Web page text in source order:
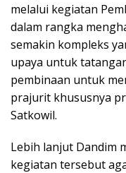
melalui kegiatan
dalam rangka
semakin kompleks
upaya untuk
pembinaan untuk
prajurit khususnya
Satkowil.
Lebih lanjut Dandim
kegiatan tersebut